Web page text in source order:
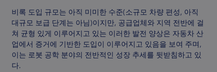
비록 도입 규모는 아직 미미한 수준(소규모 차량 편성, 아직
대규모 보급 단계는 아님)이지만, 공급업체와 지역 전반에 걸
쳐 균형 있게 이루어지고 있는 이러한 발전 양상은 자동차 산
업에서 증거에 기반한 도입이 이루어지고 있음을 보여 주며,
이는 로봇 공학 분야의 전반적인 성장 추세를 뒷받침하고 있
다.